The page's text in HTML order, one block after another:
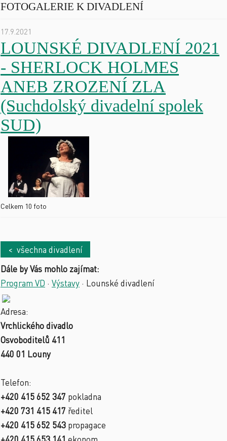
FOTOGALERIE K DIVADLENÍ
17.9.2021
LOUNSKÉ DIVADLENÍ 2021
- SHERLOCK HOLMES
ANEB ZROZENÍ ZLA
(Suchdolský divadelní spolek
SUD)
Celkem 10 foto
< všechna divadlení
Dále by Vás mohlo zajímat:
Program VD · Výstavy · Lounské divadlení
Adresa:
Vrchlického divadlo
Osvoboditelů 411
440 01 Louny
Telefon:
+420 415 652 347 pokladna
+420 731 415 417 ředitel
+420 415 652 543 propagace